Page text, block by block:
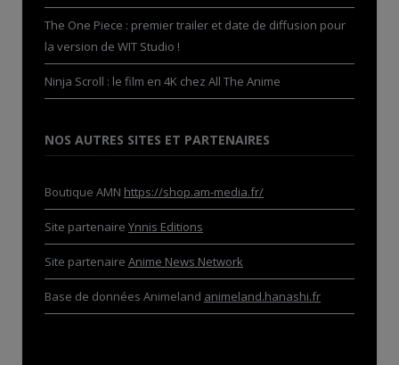
The One Piece : premier trailer et date de diffusion pour
la version de WIT Studio !
Ninja Scroll : le film en 4K chez All The Anime
NOS AUTRES SITES ET PARTENAIRES
Boutique AMN https://shop.am-media.fr/
Site partenaire Ynnis Editions
Site partenaire Anime News Network
Base de données Animeland animeland.hanashi.fr